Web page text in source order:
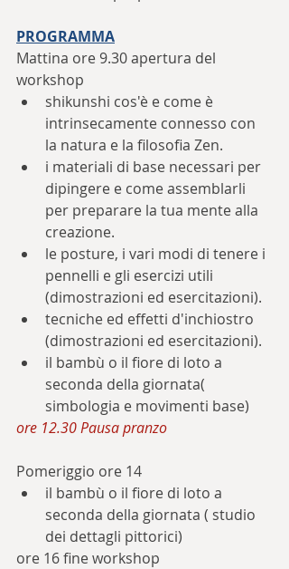
PROGRAMMA
Mattina ore 9.30 apertura del
workshop
shikunshi cos'è e come è
intrinsecamente connesso con
la natura e la filosofia Zen.
i materiali di base necessari per
dipingere e come assemblarli
per preparare la tua mente alla
creazione.
le posture, i vari modi di tenere i
pennelli e gli esercizi utili
(dimostrazioni ed esercitazioni).
tecniche ed effetti d'inchiostro
(dimostrazioni ed esercitazioni).
il bambù o il fiore di loto a
seconda della giornata(
simbologia e movimenti base)
ore 12.30 Pausa pranzo
Pomeriggio ore 14
il bambù o il fiore di loto a
seconda della giornata ( studio
dei dettagli pittorici)
ore 16 fine workshop